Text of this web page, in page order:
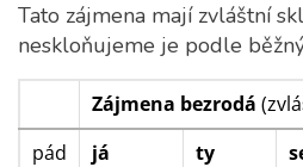
Tato zájmena mají zvláštní
neskloňujeme je podle
Zájmena bezrodá
pád
já ty